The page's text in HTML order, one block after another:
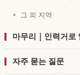
그 외 지역
마무리｜인력거로
자주 묻는 질문